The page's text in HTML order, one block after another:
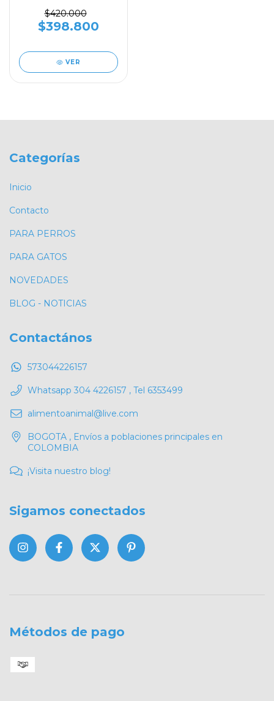
kilos - HOLLIDAY
$420.000
$398.800
VER
Categorías
Inicio
Contacto
PARA PERROS
PARA GATOS
NOVEDADES
BLOG - NOTICIAS
Contactános
573044226157
Whatsapp 304 4226157 , Tel 6353499
alimentoanimal@live.com
BOGOTA , Envíos a poblaciones principales en
COLOMBIA
¡Visita nuestro blog!
Sigamos conectados
Métodos de pago